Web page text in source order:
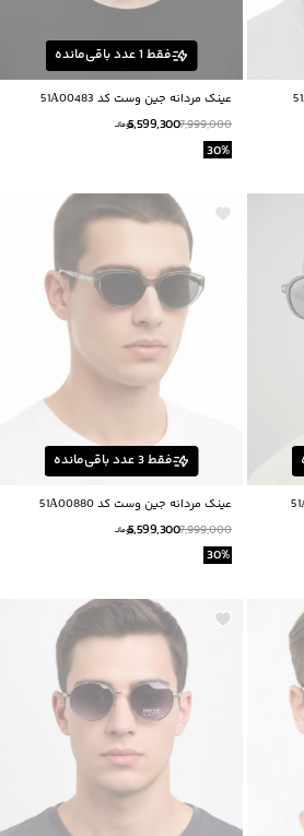
فقط 1عدد باقی‌مانده
عینک مردانه جین وست کد 51A00483
7,999,000
5,599,300تومانــ
30%
فقط3عدد باقی‌مانده
عینک مردانه جین وست کد 51A00880
7,999,000
5,599,300تومانــ
30%